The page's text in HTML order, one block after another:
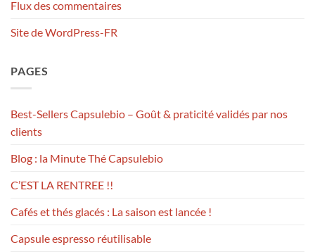
Flux des commentaires
Site de WordPress-FR
PAGES
Best-Sellers Capsulebio – Goût & praticité validés par nos
clients
Blog : la Minute Thé Capsulebio
C’EST LA RENTREE !!
Cafés et thés glacés : La saison est lancée !
Capsule espresso réutilisable